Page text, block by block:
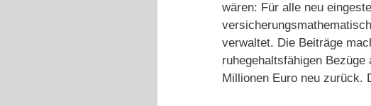
wären: Für alle neu
verwaltet. Die Beiträge
ruhegehaltsfähigen
Millionen Euro neu zurück.